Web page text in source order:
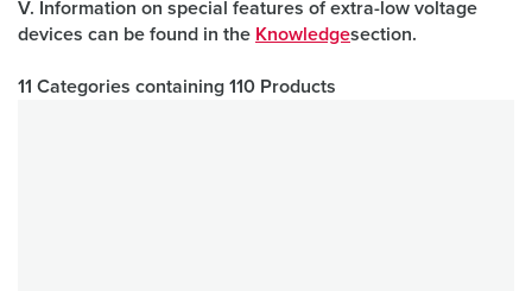
V. Information on special features of extra-low voltage
devices can be found in the Knowledgesection.
11 Categories containing 110 Products